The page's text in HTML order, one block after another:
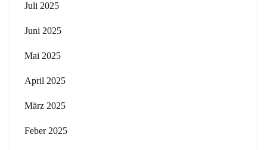
Juli 2025
Juni 2025
Mai 2025
April 2025
März 2025
Feber 2025